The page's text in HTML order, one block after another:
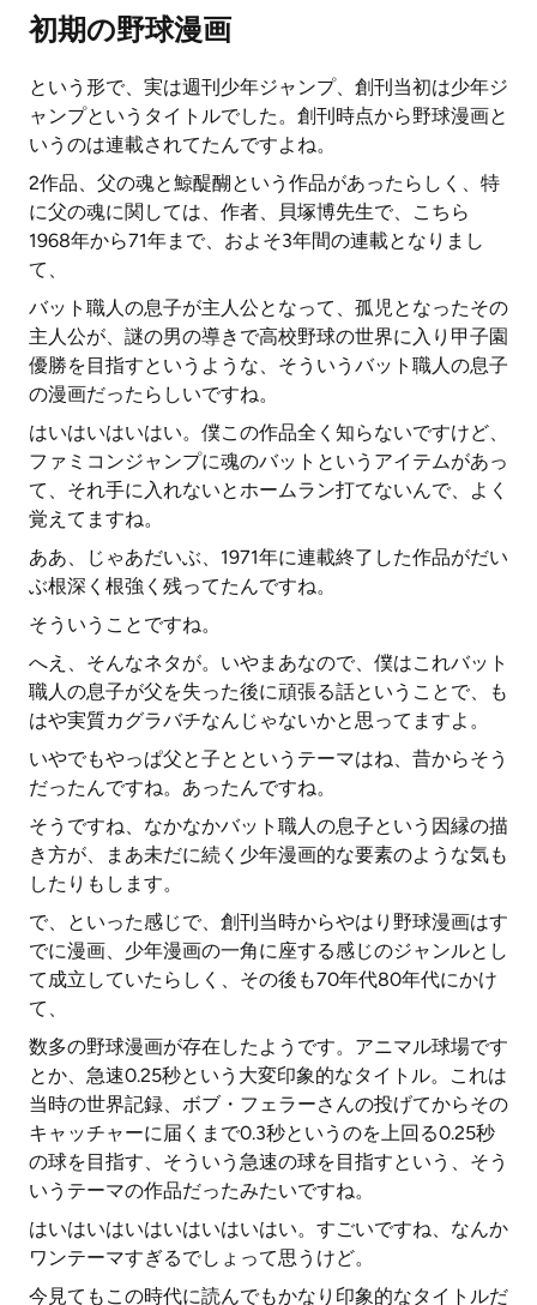
初期の野球漫画
という形で、実は週刊少年ジャンプ、創刊当初は少年ジ
ャンプというタイトルでした。創刊時点から野球漫画と
いうのは連載されてたんですよね。
2作品、父の魂と鯨醍醐という作品があったらしく、特
に父の魂に関しては、作者、貝塚博先生で、こちら
1968年から71年まで、およそ3年間の連載となりまし
て、
バット職人の息子が主人公となって、孤児となったその
主人公が、謎の男の導きで高校野球の世界に入り甲子園
優勝を目指すというような、そういうバット職人の息子
の漫画だったらしいですね。
はいはいはいはい。僕この作品全く知らないですけど、
ファミコンジャンプに魂のバットというアイテムがあっ
て、それ手に入れないとホームラン打てないんで、よく
覚えてますね。
ああ、じゃあだいぶ、1971年に連載終了した作品がだい
ぶ根深く根強く残ってたんですね。
そういうことですね。
へえ、そんなネタが。いやまあなので、僕はこれバット
職人の息子が父を失った後に頑張る話ということで、も
はや実質カグラバチなんじゃないかと思ってますよ。
いやでもやっぱ父と子とというテーマはね、昔からそう
だったんですね。あったんですね。
そうですね、なかなかバット職人の息子という因縁の描
き方が、まあ未だに続く少年漫画的な要素のような気も
したりもします。
で、といった感じで、創刊当時からやはり野球漫画はす
でに漫画、少年漫画の一角に座する感じのジャンルとし
て成立していたらしく、その後も70年代80年代にかけ
て、
数多の野球漫画が存在したようです。アニマル球場です
とか、急速0.25秒という大変印象的なタイトル。これは
当時の世界記録、ボブ・フェラーさんの投げてからその
キャッチャーに届くまで0.3秒というのを上回る0.25秒
の球を目指す、そういう急速の球を目指すという、そう
いうテーマの作品だったみたいですね。
はいはいはいはいはいはいはい。すごいですね、なんか
ワンテーマすぎるでしょって思うけど。
今見てもこの時代に読んでもかなり印象的なタイトルだ